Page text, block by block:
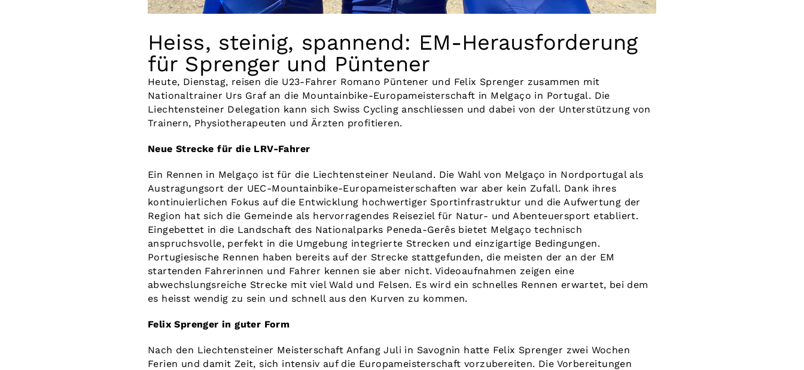
Heiss, steinig, spannend: EM-Herausforderung
für Sprenger und Püntener
Heute, Dienstag, reisen die U23-Fahrer Romano Püntener und Felix Sprenger zusammen mit
Nationaltrainer Urs Graf an die Mountainbike-Europameisterschaft in Melgaço in Portugal. Die
Liechtensteiner Delegation kann sich Swiss Cycling anschliessen und dabei von der Unterstützung von
Trainern, Physiotherapeuten und Ärzten profitieren.
Neue Strecke für die LRV-Fahrer
Ein Rennen in Melgaço ist für die Liechtensteiner Neuland. Die Wahl von Melgaço in Nordportugal als
Austragungsort der UEC-Mountainbike-Europameisterschaften war aber kein Zufall. Dank ihres
kontinuierlichen Fokus auf die Entwicklung hochwertiger Sportinfrastruktur und die Aufwertung der
Region hat sich die Gemeinde als hervorragendes Reiseziel für Natur- und Abenteuersport etabliert.
Eingebettet in die Landschaft des Nationalparks Peneda-Gerês bietet Melgaço technisch
anspruchsvolle, perfekt in die Umgebung integrierte Strecken und einzigartige Bedingungen.
Portugiesische Rennen haben bereits auf der Strecke stattgefunden, die meisten der an der EM
startenden Fahrerinnen und Fahrer kennen sie aber nicht. Videoaufnahmen zeigen eine
abwechslungsreiche Strecke mit viel Wald und Felsen. Es wird ein schnelles Rennen erwartet, bei dem
es heisst wendig zu sein und schnell aus den Kurven zu kommen.
Felix Sprenger in guter Form
Nach den Liechtensteiner Meisterschaft Anfang Juli in Savognin hatte Felix Sprenger zwei Wochen
Ferien und damit Zeit, sich intensiv auf die Europameisterschaft vorzubereiten. Die Vorbereitungen